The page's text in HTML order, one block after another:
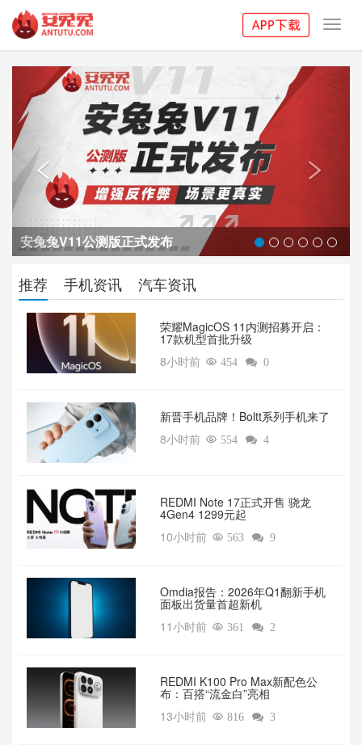
安兔兔V11公测版正式发布

Previous

推荐 手机资讯 汽车资讯
荣耀MagicOS 11内测招募开启：
17款机型首批升级
8小时前  454  0
新晋手机品牌！Boltt系列手机来了
8小时前  554  4
REDMI Note 17正式开售 骁龙
4Gen4 1299元起
10小时前  563  9
Omdia报告：2026年Q1翻新手机
面板出货量首超新机
11小时前  361  2
REDMI K100 Pro Max新配色公
布：百搭“流金白”亮相
13小时前  816  3